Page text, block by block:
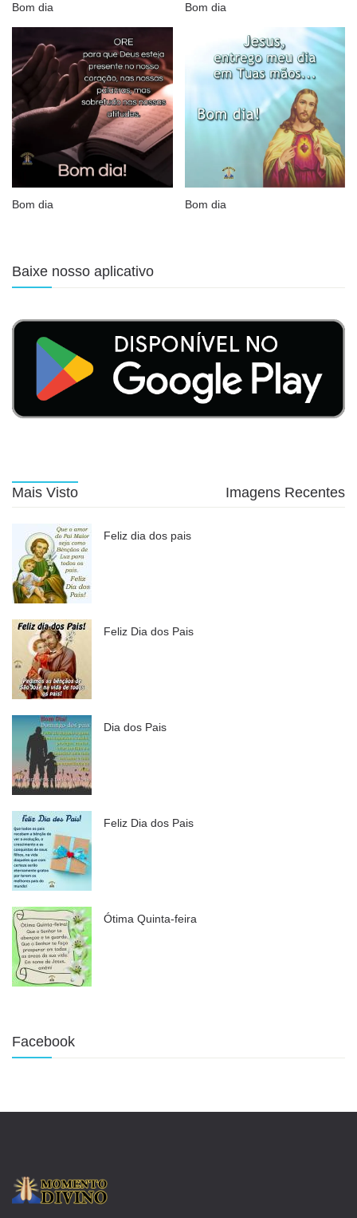
Bom dia Bom dia
Bom dia Bom dia
Baixe nosso aplicativo
Mais Visto Imagens Recentes
Feliz dia dos pais
Feliz Dia dos Pais
Dia dos Pais
Feliz Dia dos Pais
Ótima Quinta-feira
Facebook